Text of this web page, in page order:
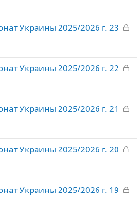
р
ыЗ
р
ы
Украины 2025/2026 г. 23
З
р
ы
Украины 2025/2026 г. 22
З
р
ы
Украины 2025/2026 г. 21
З
р
ы
Украины 2025/2026 г. 20
З
Украины 2025/2026 г. 19